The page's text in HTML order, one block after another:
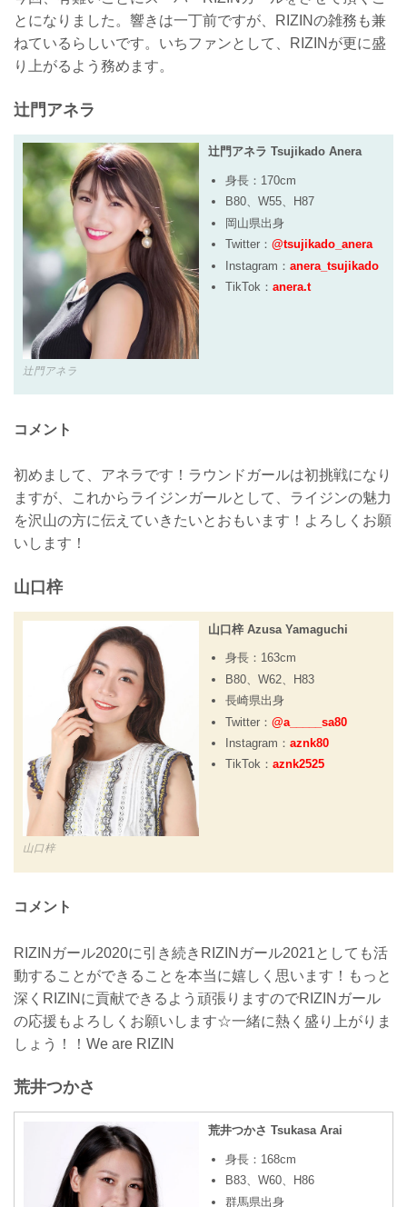
とになりました。響きは一丁前ですが、RIZINの雑務も兼
ねているらしいです。いちファンとして、RIZINが更に盛
り上がるよう務めます。
辻門アネラ
辻門アネラ
辻門アネラ Tsujikado Anera
身長：170cm
B80、W55、H87
岡山県出身
Twitter： @tsujikado_anera
Instagram： anera_tsujikado
TikTok： anera.t
コメント
初めまして、アネラです！ラウンドガールは初挑戦になり
ますが、これからライジンガールとして、ライジンの魅力
を沢山の方に伝えていきたいとおもいます！よろしくお願
いします！
山口梓
山口梓
山口梓 Azusa Yamaguchi
身長：163cm
B80、W62、H83
長崎県出身
Twitter： @a_____sa80
Instagram： aznk80
TikTok： aznk2525
コメント
RIZINガール2020に引き続きRIZINガール2021としても活
動することができることを本当に嬉しく思います！もっと
深くRIZINに貢献できるよう頑張りますのでRIZINガール
の応援もよろしくお願いします☆一緒に熱く盛り上がりま
しょう！！We are RIZIN
荒井つかさ
荒井つかさ Tsukasa Arai
身長：168cm
B83、W60、H86
群馬県出身